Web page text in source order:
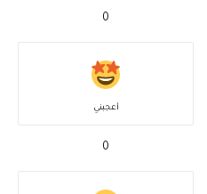
0
أعجبني
0